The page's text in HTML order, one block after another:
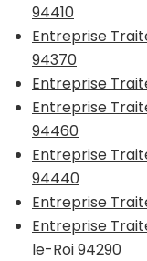
94410
Entreprise
94370
Entreprise
Entreprise
94460
Entreprise
94440
Entreprise
Entreprise
le-Roi 94290